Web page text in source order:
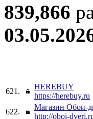
839,866
621.
HEREBUY
https://herebuy.ru
622.
Магазин Обои-
http://oboi-